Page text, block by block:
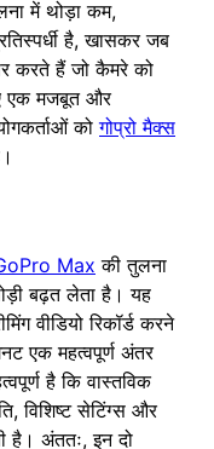
में थोड़ा कम,
है, खासकर जब
करते हैं जो कैमरे को
एक मजबूत और
कोगोप्रो मैक्स
Max की तुलना
बढ़त लेता है। यह
वीडियो रिकॉर्ड करने
एक महत्वपूर्ण अंतर
है कि वास्तविक
विशिष्ट सेटिंग्स और
है। अंततः, इन दो